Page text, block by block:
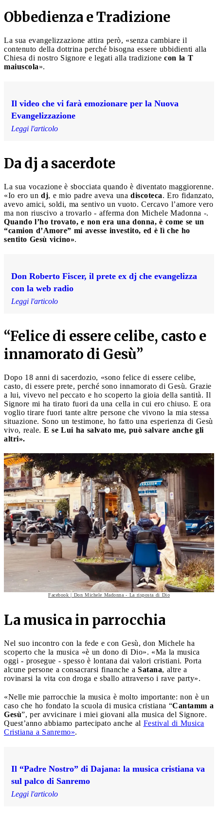
Obbedienza e Tradizione
La sua evangelizzazione attira però, «senza cambiare il
contenuto della dottrina perché bisogna essere ubbidienti alla
Chiesa di nostro Signore e legati alla tradizione con la T
maiuscola».
Il video che vi farà emozionare per la Nuova
Evangelizzazione
Leggi l'articolo
Da dj a sacerdote
La sua vocazione è sbocciata quando è diventato maggiorenne.
«Io ero un dj, e mio padre aveva una discoteca. Ero fidanzato,
avevo amici, soldi, ma sentivo un vuoto. Cercavo l’amore vero
ma non riuscivo a trovarlo - afferma don Michele Madonna -.
Quando l’ho trovato, e non era una donna, è come se un
“camion d’Amore” mi avesse investito, ed è lì che ho
sentito Gesù vicino».
Don Roberto Fiscer, il prete ex dj che evangelizza
con la web radio
Leggi l'articolo
“Felice di essere celibe, casto e
innamorato di Gesù”
Dopo 18 anni di sacerdozio, «sono felice di essere celibe,
casto, di essere prete, perché sono innamorato di Gesù. Grazie
a lui, vivevo nel peccato e ho scoperto la gioia della santità. Il
Signore mi ha tirato fuori da una cella in cui ero chiuso. E ora
voglio tirare fuori tante altre persone che vivono la mia stessa
situazione. Sono un testimone, ho fatto una esperienza di Gesù
vivo, reale. E se Lui ha salvato me, può salvare anche gli
altri».
Facebook | Don Michele Madonna - La risposta di Dio
La musica in parrocchia
Nel suo incontro con la fede e con Gesù, don Michele ha
scoperto che la musica «è un dono di Dio». «Ma la musica
oggi - prosegue - spesso è lontana dai valori cristiani. Porta
alcune persone a consacrarsi finanche a Satana, altre a
rovinarsi la vita con droga e sballo attraverso i rave party».
«Nelle mie parrocchie la musica è molto importante: non è un
caso che ho fondato la scuola di musica cristiana “Cantamm a
Gesù”, per avvicinare i miei giovani alla musica del Signore.
Quest’anno abbiamo partecipato anche al Festival di Musica
Cristiana a Sanremo».
Il “Padre Nostro” di Dajana: la musica cristiana va
sul palco di Sanremo
Leggi l'articolo